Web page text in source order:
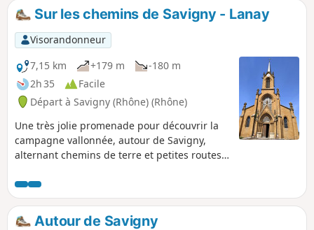
Sur les chemins de Savigny - Lanay
Visorandonneur
7,15 km
+179 m
-180 m
2h 35
Facile
Départ à Savigny (Rhône) (Rhône)
Une très jolie promenade pour découvrir la
campagne vallonnée, autour de Savigny,
alternant chemins de terre et petites routes
et hauteurs (points de vue).
Autour de Savigny